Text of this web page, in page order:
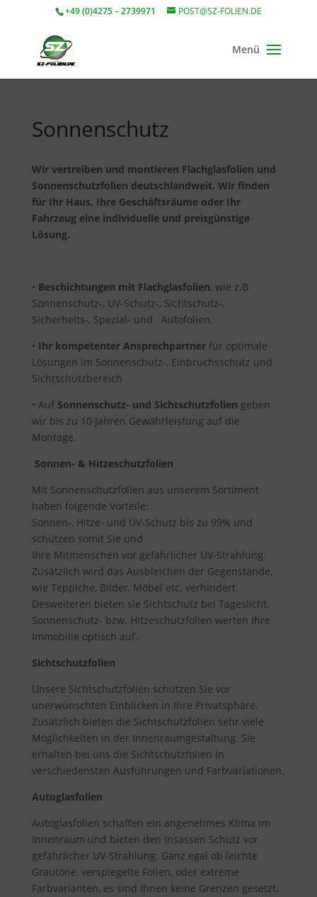
+49 (0)4275 – 2739971 POST@SZ-FOLIEN.DE
Sonnenschutz
Wir vertreiben und montieren Flachglasfolien und
Sonnenschutzfolien deutschlandweit. Wir finden
für Ihr Haus, Ihre Geschäftsräume oder Ihr
Fahrzeug eine individuelle und preisgünstige
Lösung.
• Beschichtungen mit Flachglasfolien, wie z.B.
Sonnenschutz-, UV-Schutz-, Sichtschutz-,
Sicherheits-, Spezial- und Autofolien.
• Ihr kompetenter Ansprechpartnerfür optimale
Lösungen im Sonnenschutz-, Einbruchsschutz und
Sichtschutzbereich
• Auf Sonnenschutz- und Sichtschutzfolien geben
wir bis zu 10 Jahren Gewährleistung auf die
Montage.
Sonnen- & Hitzeschutzfolien
Mit Sonnenschutzfolien aus unserem Sortiment
haben folgende Vorteile:
Sonnen-, Hitze- und UV-Schutz bis zu 99% und
schützen somit Sie und
Ihre Mitmenschen vor gefährlicher UV-Strahlung.
Zusätzlich wird das Ausbleichen der Gegenstände,
wie Teppiche, Bilder, Möbel etc. verhindert.
Desweiteren bieten sie Sichtschutz bei Tageslicht.
Sonnenschutz- bzw. Hitzeschutzfolien werten Ihre
Immobilie optisch auf.
Sichtschutzfolien
Unsere Sichtschutzfolien schützen Sie vor
unerwünschten Einblicken in Ihre Privatsphäre.
Zusätzlich bieten die Sichtschutzfolien sehr viele
Möglichkeiten in der Innenraumgestaltung. Sie
erhalten bei uns die Sichtschutzfolien in
verschiedensten Ausführungen und Farbvariationen.
Autoglasfolien
Autoglasfolien schaffen ein angenehmes Klima im
Innenraum und bieten den Insassen Schutz vor
gefährlicher UV-Strahlung. Ganz egal ob leichte
Grautöne, verspiegelte Folien, oder extreme
Farbvarianten, es sind Ihnen keine Grenzen gesetzt.